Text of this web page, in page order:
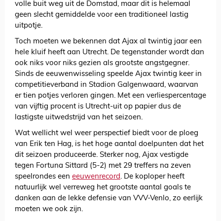
volle buit weg uit de Domstad, maar dit is helemaal
geen slecht gemiddelde voor een traditioneel lastig
uitpotje.
Toch moeten we bekennen dat Ajax al twintig jaar een
hele kluif heeft aan Utrecht. De tegenstander wordt dan
ook niks voor niks gezien als grootste angstgegner.
Sinds de eeuwenwisseling speelde Ajax twintig keer in
competitieverband in Stadion Galgenwaard, waarvan
er tien potjes verloren gingen. Met een verliespercentage
van vijftig procent is Utrecht-uit op papier dus de
lastigste uitwedstrijd van het seizoen.
Wat wellicht wel weer perspectief biedt voor de ploeg
van Erik ten Hag, is het hoge aantal doelpunten dat het
dit seizoen produceerde. Sterker nog, Ajax vestigde
tegen Fortuna Sittard (5-2) met 29 treffers na zeven
speelrondes een eeuwenrecord. De koploper heeft
natuurlijk wel verreweg het grootste aantal goals te
danken aan de lekke defensie van VVV-Venlo, zo eerlijk
moeten we ook zijn.